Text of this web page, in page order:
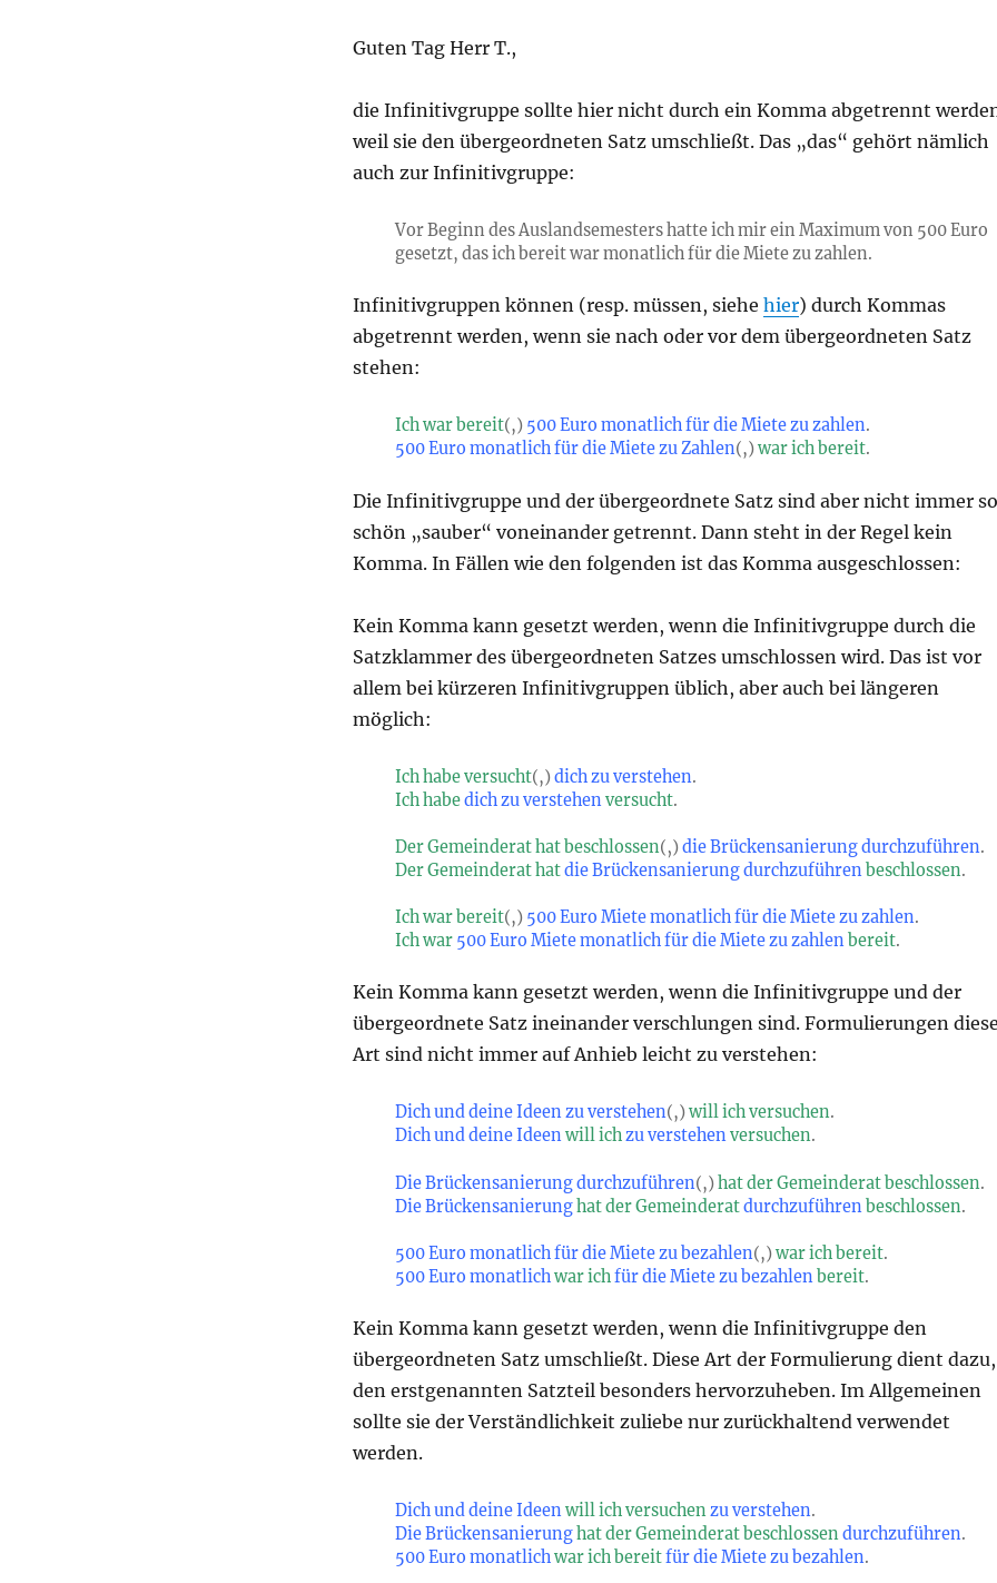
Guten Tag Herr T.,
die Infinitivgruppe sollte hier nicht durch ein Komma abgetrennt
weil sie den übergeordneten Satz umschließt. Das „das“ gehört nämlich
auch zur Infinitivgruppe:
Vor Beginn des Auslandsemesters hatte ich mir ein Maximum von 500 Euro
gesetzt, das ich bereit war monatlich für die Miete zu zahlen.
Infinitivgruppen können (resp. müssen, siehe hier) durch Kommas
abgetrennt werden, wenn sie nach oder vor dem übergeordneten Satz
stehen:
Ich war bereit(,) 500 Euro monatlich für die Miete zu zahlen.
500 Euro monatlich für die Miete zu Zahlen(,)war ich bereit.
Die Infinitivgruppe und der übergeordnete Satz sind aber nicht immer so
schön „sauber“ voneinander getrennt. Dann steht in der Regel kein
Komma. In Fällen wie den folgenden ist das Komma ausgeschlossen:
Kein Komma kann gesetzt werden, wenn die Infinitivgruppe durch die
Satzklammer des übergeordneten Satzes umschlossen wird. Das ist vor
allem bei kürzeren Infinitivgruppen üblich, aber auch bei längeren
möglich:
Ich habe versucht(,)dich zu verstehen.
Ich habedich zu verstehenversucht.
Der Gemeinderat hat beschlossen(‚)die Brückensanierung durchzuführen.
Der Gemeinderat hatdie Brückensanierung durchzuführen beschlossen.
Ich war bereit(,) 500 Euro Miete monatlich für die Miete zu zahlen.
Ich war 500 Euro Miete monatlich für die Miete zu zahlen bereit.
Kein Komma kann gesetzt werden, wenn die Infinitivgruppe und der
übergeordnete Satz ineinander verschlungen sind. Formulierungen
Art sind nicht immer auf Anhieb leicht zu verstehen:
Dich und deine Ideen zu verstehen(,)will ich versuchen.
Dich und deine Ideenwill ichzu verstehenversuchen.
Die Brückensanierung durchzuführen(,) hat der Gemeinderat beschlossen.
Die Brückensanierung hat der Gemeinderatdurchzuführen beschlossen.
500 Euro monatlich für die Miete zu bezahlen(,)war ich bereit.
500 Euro monatlichwar ichfür die Miete zu bezahlen bereit.
Kein Komma kann gesetzt werden, wenn die Infinitivgruppe den
übergeordneten Satz umschließt. Diese Art der Formulierung dient dazu,
den erstgenannten Satzteil besonders hervorzuheben. Im Allgemeinen
sollte sie der Verständlichkeit zuliebe nur zurückhaltend verwendet
werden.
Dich und deine Ideenwill ich versuchenzu verstehen.
Die Brückensanierunghat der Gemeinderat beschlossendurchzuführen.
500 Euro monatlichwar ich bereitfür die Miete zu bezahlen.